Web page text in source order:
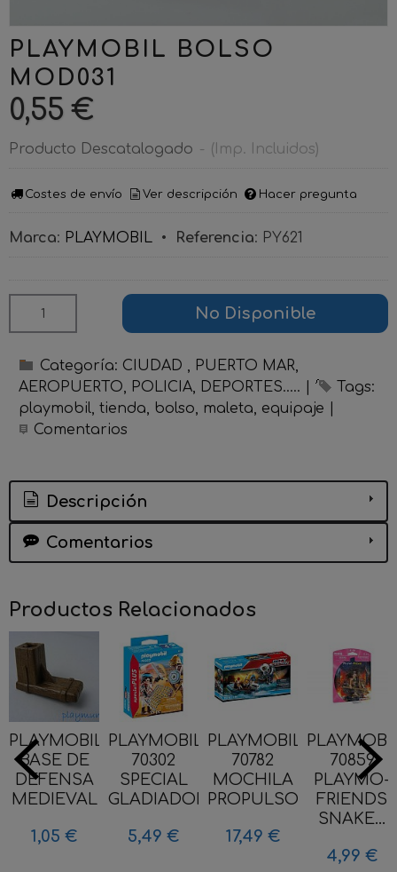
PLAYMOBIL BOLSO
MOD031
0,55 €
Producto Descatalogado - (Imp. Incluidos)
Costes de envío Ver descripción Hacer pregunta
Marca: PLAYMOBIL • Referencia: PY621
No Disponible
Categoría: CIUDAD , PUERTO MAR,
AEROPUERTO, POLICIA, DEPORTES.....
Tags:
playmobil tienda bolso maleta equipaje
Comentarios
Descripción
Comentarios
Productos Relacionados
PLAYMOBIL
BASE DE
DEFENSA
MEDIEVAL
1,05 €
PLAYMOBIL
70302
SPECIAL
GLADIADOR...
5,49 €
PLAYMOBIL
70782
MOCHILA
PROPULSORA...
17,49 €
70859
PLAYMO-
FRIENDS
SNAKE...
4,99 €